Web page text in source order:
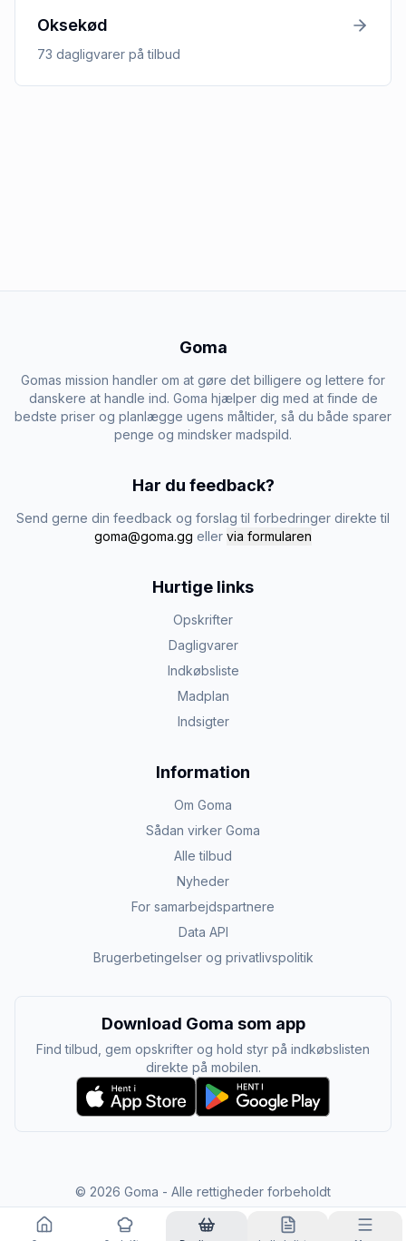
Oksekød
73 dagligvarer på tilbud
Goma
Gomas mission handler om at gøre det billigere og lettere for
danskere at handle ind. Goma hjælper dig med at finde de
bedste priser og planlægge ugens måltider, så du både sparer
penge og mindsker madspild.
Har du feedback?
Send gerne din feedback og forslag til forbedringer direkte til
goma@goma.gg eller via formularen
Hurtige links
Opskrifter
Dagligvarer
Indkøbsliste
Madplan
Indsigter
Information
Om Goma
Sådan virker Goma
Alle tilbud
Nyheder
For samarbejdspartnere
Data API
Brugerbetingelser og privatlivspolitik
Download Goma som app
Find tilbud, gem opskrifter og hold styr på indkøbslisten
direkte på mobilen.
© 2026 Goma - Alle rettigheder forbeholdt